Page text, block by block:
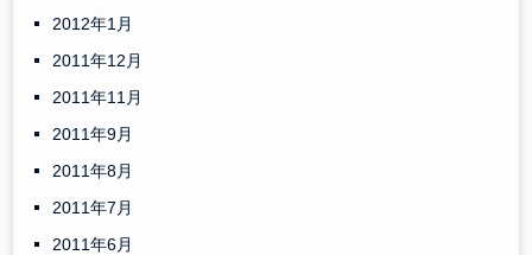
2012年1月
2011年12月
2011年11月
2011年9月
2011年8月
2011年7月
2011年6月